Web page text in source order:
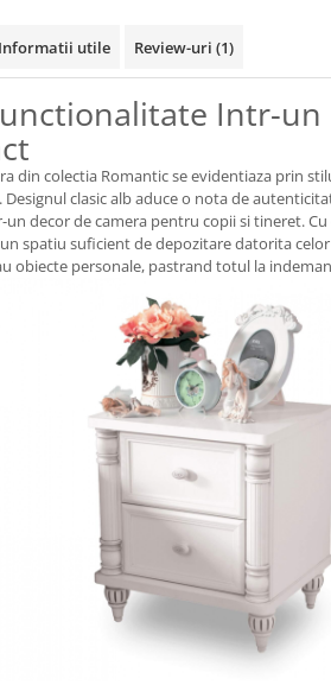
Informatii utile Review-uri (1)
Intr-un
din colectia Romantic se evidentiaza prin
clasic alb aduce o nota de
un decor de camera pentru copii si tineret.
spatiu suficient de depozitare datorita
obiecte personale, pastrand totul la